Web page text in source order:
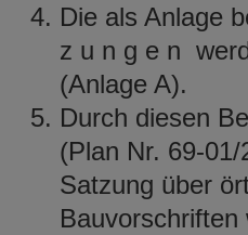
Die als Anlage
z u n g e n
(Anlage A).
Durch diesen
(Plan Nr. 69-
Satzung über
Bauvorschriften